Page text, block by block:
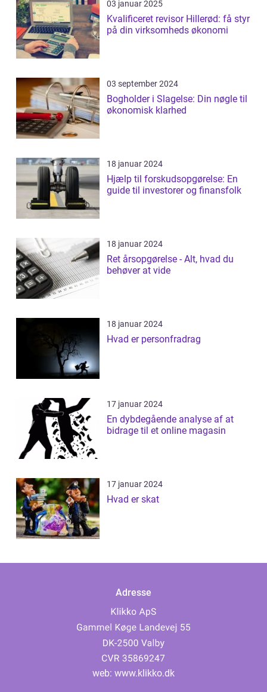
03 januar 2025
Kvalificeret revisor Hillerød: få styr
på din virksomheds økonomi
03 september 2024
Bogholder i Slagelse: Din nøgle til
økonomisk klarhed
18 januar 2024
Hjælp til forskudsopgørelse: En
guide til investorer og finansfolk
18 januar 2024
Ret årsopgørelse - Alt, hvad du
behøver at vide
18 januar 2024
Hvad er personfradrag
17 januar 2024
En dybdegående analyse af at
bidrage til et online magasin
17 januar 2024
Hvad er skat
Adresse
web: www.klikko.dk